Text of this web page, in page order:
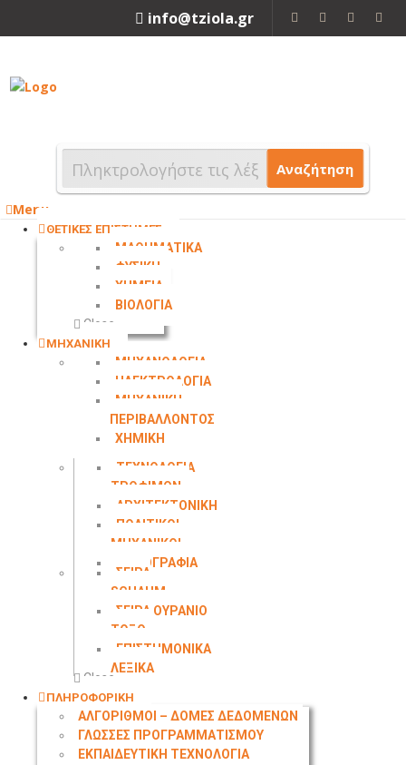
info@tziola.gr
Αναζήτηση
Menu
ΘΕΤΙΚΕΣ ΕΠΙΣΤΗΜΕΣ
ΜΑΘΗΜΑΤΙΚΑ
ΦΥΣΙΚΗ
ΧΗΜΕΙΑ
ΒΙΟΛΟΓΙΑ
Close
ΜΗΧΑΝΙΚΗ
ΜΗΧΑΝΟΛΟΓΙΑ
ΗΛΕΚΤΡΟΛΟΓΙΑ
ΜΗΧΑΝΙΚΗ
ΠΕΡΙΒΑΛΛΟΝΤΟΣ
ΧΗΜΙΚΗ
ΤΕΧΝΟΛΟΓΙΑ
ΤΡΟΦΙΜΩΝ
ΑΡΧΙΤΕΚΤΟΝΙΚΗ
ΠΟΛΙΤΙΚΟΙ
ΜΗΧΑΝΙΚΟΙ
ΤΟΠΟΓΡΑΦΙΑ
ΣΕΙΡΑ
SCHAUM
ΣΕΙΡΑ ΟΥΡΑΝΙΟ
ΤΟΞΟ
ΕΠΙΣΤΗΜΟΝΙΚΑ
ΛΕΞΙΚΑ
Close
ΠΛΗΡΟΦΟΡΙΚΗ
ΑΛΓΟΡΙΘΜΟΙ – ΔΟΜΕΣ ΔΕΔΟΜΕΝΩΝ
ΓΛΩΣΣΕΣ ΠΡΟΓΡΑΜΜΑΤΙΣΜΟΥ
ΕΚΠΑΙΔΕΥΤΙΚΗ ΤΕΧΝΟΛΟΓΙΑ